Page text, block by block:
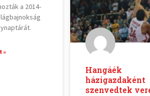
a 2014-
»
Hangáék
házigazdaként
szenvedtek